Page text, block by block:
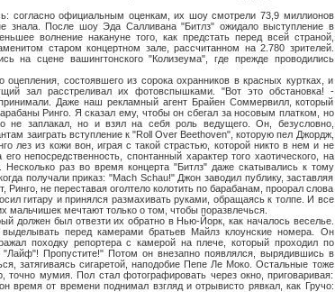
официальным оценкам, их шоу смотрели 73,9 миллионов
знала. После шоу Эда Салливана "Битлз" ожидало выступление в
волнение накануне того, как предстать перед всей страной,
старом концертном зале, рассчитанном на 2.780 зрителей.
на сцене вашингтонского "Колизеума", где прежде проводились
состоявшего из сорока охранников в красных куртках, и
зал расстреливал их фотовспышками. "Вот это обстановка! -
Даже наш рекламный агент Брайен Соммервилл, который
Ринго. Я сказал ему, чтобы он сбегал за носовым платком, но
заплакал, но и взял на себя роль ведущего. Он, безусловно,
заиграть вступление к "Roll Over Beethoven", которую пел Джордж,
лез из кожи вон, играя с такой страстью, которой никто в нем и не
непосредственность, спонтанный характер того хаотического, на
Несколько раз во время концерта "Битлз" даже скатывались к тому
получали приказ: "Mach Schau!" Джон заводил публику, заставляя
не переставая оголтело колотить по барабанам, проорал слова
гитару и принялся размахивать руками, обращаясь к толпе. И все
мальчишек мечтают только о том, чтобы поразвлечься.
был отвезти их обратно в Нью-Йорк, как началось веселье.
перед камерами братьев Майлз клоунские номера. Он
походку репортера с камерой на плече, который проходил по
Пропустите!" Потом он внезапно появлялся, вырядившись в
затягиваясь сигаретой, наподобие Пепе Ле Моко. Остальные тоже
мумия. Пол стал фотографировать через окно, приговаривая:
время от времени поднимал взгляд и отрывисто рявкал, как Гручо: